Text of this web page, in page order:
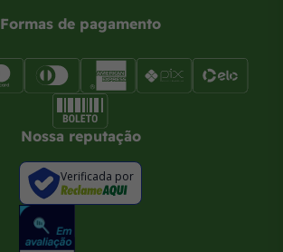
Formas de pagamento
Nossa reputação
Verificada por